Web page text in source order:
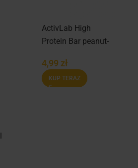
ActivLab High
Protein Bar peanut-
4,99 zł
KUP TERAZ